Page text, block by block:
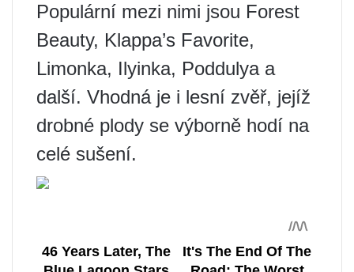
Populární mezi nimi jsou Forest
Beauty, Klappa’s Favorite,
Limonka, Ilyinka, Poddulya a
další. Vhodná je i lesní zvěř, jejíž
drobné plody se výborně hodí na
celé sušení.